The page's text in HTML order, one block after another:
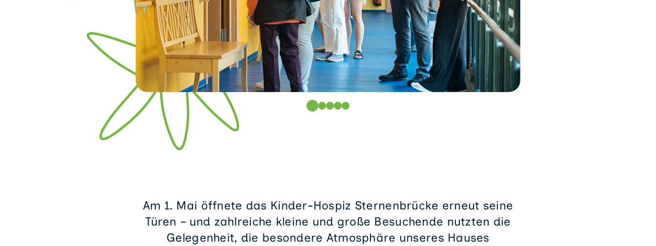
Am 1. Mai öffnete das Kinder-Hospiz Sternenbrücke erneut seine
Türen – und zahlreiche kleine und große Besuchende nutzten die
Gelegenheit, die besondere Atmosphäre unseres Hauses